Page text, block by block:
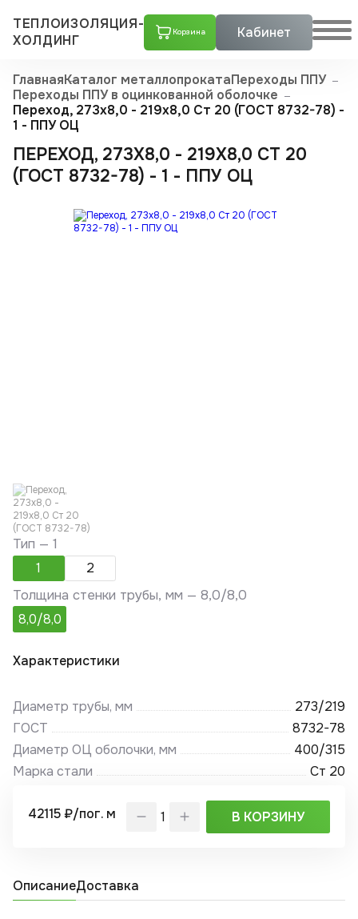
ТЕПЛОИЗОЛЯЦИЯ-
ХОЛДИНГ
Корзина Кабинет
ГлавнаяКаталог металлопрокатаПереходы ППУ
Переходы ППУ в оцинкованной оболочке
Переход, 273х8,0 - 219x8,0 Ст 20 (ГОСТ 8732-78) -
1 - ППУ ОЦ
ПЕРЕХОД, 273Х8,0 - 219X8,0 СТ 20
(ГОСТ 8732-78) - 1 - ППУ ОЦ
Тип —1
1
2
Толщина стенки трубы, мм —8,0/8,0
8,0/8,0
Характеристики
Диаметр трубы, мм
273/219
ГОСТ
8732-78
Диаметр ОЦ оболочки, мм
400/315
Марка стали
Ст 20
42115 ₽/пог. м В КОРЗИНУ
ОписаниеДоставка